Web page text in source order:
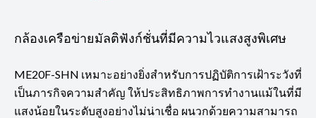
กล้องเครือข่ายมัลติฟังก์ชั่นที่มีความไวแสงสูงพิเศษ
ME20F-SHN เหมาะอย่างยิ่งสำหรับการปฏิบัติการเฝ้าระวังที่
เป็นภารกิจความสำคัญ ให้ประสิทธิภาพการทำงานแม้ในที่มี
แสงน้อยในระดับสูงอย่างไม่น่าเชื่อ ผนวกด้วยความสามารถ